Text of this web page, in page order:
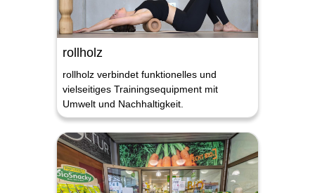
rollholz
rollholz verbindet funktionelles und
vielseitiges Trainingsequipment mit
Umwelt und Nachhaltigkeit.